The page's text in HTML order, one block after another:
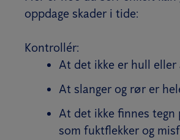
oppdage skader i tide:
Kontrollér:
At det ikke er hull eller
At slanger og rør er
At det ikke finnes tegn
som fuktflekker og